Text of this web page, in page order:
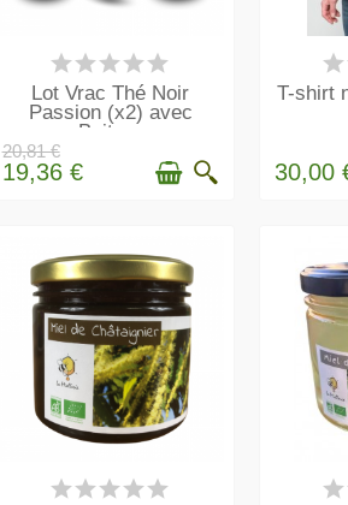
EN STOCK
Lot Vrac Thé Noir
Passion (x2) avec
Boite...
20,81 €
19,36 €
T-shirt
30,00
EN STOCK